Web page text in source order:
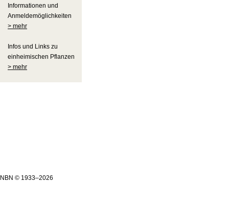
Informationen und
Anmeldemöglichkeiten
> mehr
Infos und Links zu
einheimischen Pflanzen
> mehr
NBN © 1933–2026